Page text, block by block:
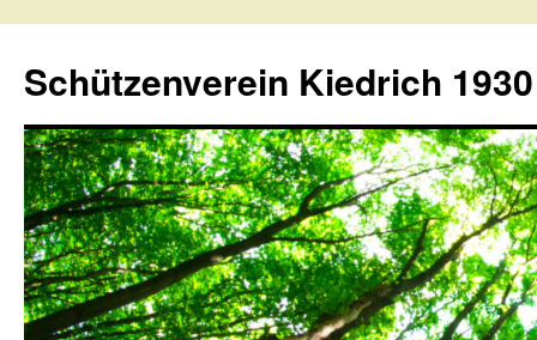
Schützenverein Kiedrich